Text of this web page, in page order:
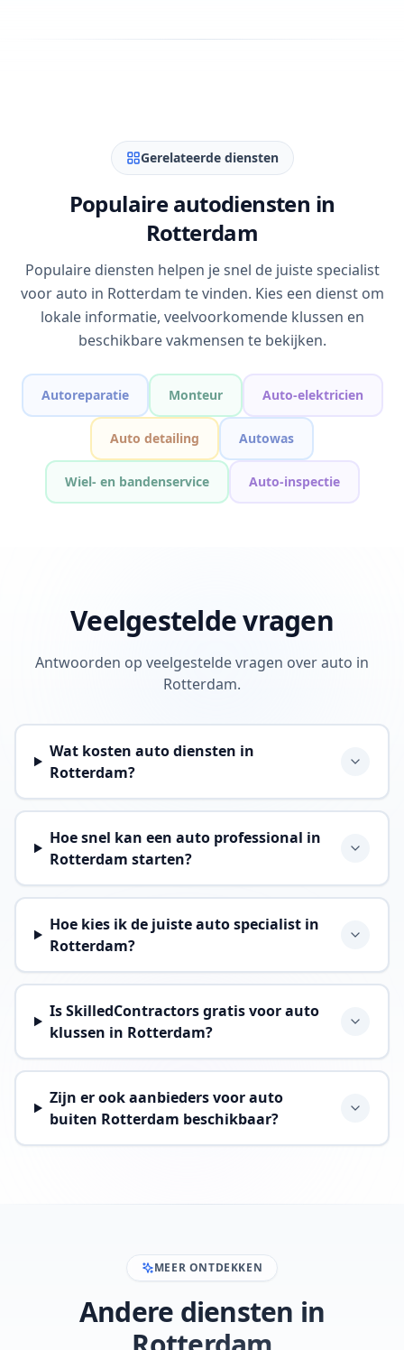
Gerelateerde diensten
Populaire autodiensten in
Rotterdam
Populaire diensten helpen je snel de juiste specialist
voor auto in Rotterdam te vinden. Kies een dienst om
lokale informatie, veelvoorkomende klussen en
beschikbare vakmensen te bekijken.
Autoreparatie Monteur Auto-elektricien
Auto detailing Autowas
Wiel- en bandenservice Auto-inspectie
Veelgestelde vragen
Antwoorden op veelgestelde vragen over auto in
Rotterdam.
Wat kosten auto diensten in
Rotterdam?
Hoe snel kan een auto professional in
Rotterdam starten?
Hoe kies ik de juiste auto specialist in
Rotterdam?
Is SkilledContractors gratis voor auto
klussen in Rotterdam?
Zijn er ook aanbieders voor auto
buiten Rotterdam beschikbaar?
MEER ONTDEKKEN
Andere diensten in